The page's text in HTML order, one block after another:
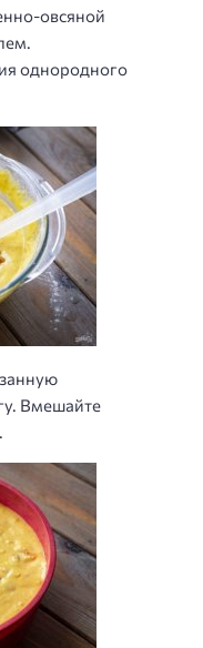
овсяной
однородного
Вмешайте